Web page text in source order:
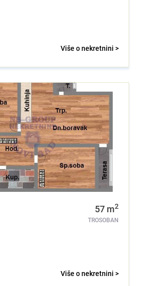
Više o nekretnini >
57 m2
TROSOBAN
Više o nekretnini >